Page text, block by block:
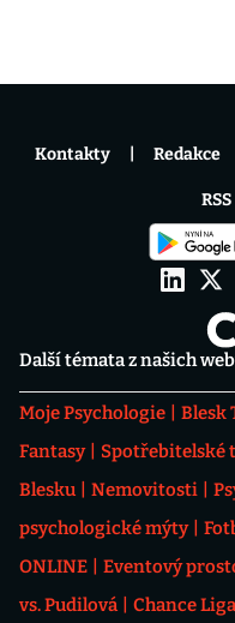
Další témata z našich
Moje Psychologie Blesk
Fantasy
Spotřebitelské
Blesku
Nemovitosti
psychologické mýty
ONLINE
Eventový
vs. Pudilová
Chance
Kontakty Redakce
RSS